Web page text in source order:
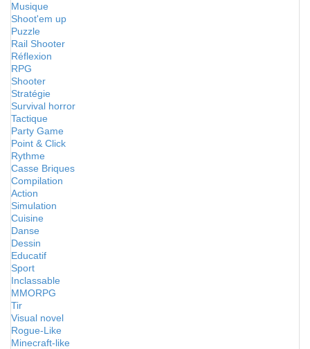
Musique
Shoot'em up
Puzzle
Rail Shooter
Réflexion
RPG
Shooter
Stratégie
Survival horror
Tactique
Party Game
Point & Click
Rythme
Casse Briques
Compilation
Action
Simulation
Cuisine
Danse
Dessin
Educatif
Sport
Inclassable
MMORPG
Tir
Visual novel
Rogue-Like
Minecraft-like